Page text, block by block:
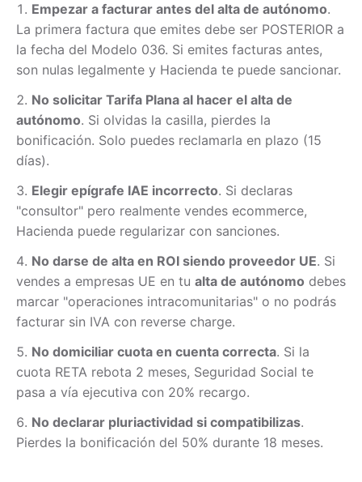
Empezar a facturar antes del alta de autónomo.
La primera factura que emites debe ser POSTERIOR a
la fecha del Modelo 036. Si emites facturas antes,
son nulas legalmente y Hacienda te puede sancionar.
No solicitar Tarifa Plana al hacer el alta de
autónomo. Si olvidas la casilla, pierdes la
bonificación. Solo puedes reclamarla en plazo (15
días).
Elegir epígrafe IAE incorrecto. Si declaras
"consultor" pero realmente vendes ecommerce,
Hacienda puede regularizar con sanciones.
No darse de alta en ROI siendo proveedor UE. Si
vendes a empresas UE en tu alta de autónomo debes
marcar "operaciones intracomunitarias" o no podrás
facturar sin IVA con reverse charge.
No domiciliar cuota en cuenta correcta. Si la
cuota RETA rebota 2 meses, Seguridad Social te
pasa a vía ejecutiva con 20% recargo.
No declarar pluriactividad si compatibilizas.
Pierdes la bonificación del 50% durante 18 meses.